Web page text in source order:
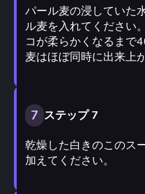
パール麦の浸していた
ル麦を入れてください
コが柔らかくなるまで
麦はほぼ同時に出来上
7 ステップ 7
乾燥した白きのこのス
加えてください。